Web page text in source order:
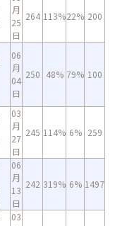
月
25
日
264 113%22% 200
06
月
04
日
250 48% 79% 100
03
月
27
日
245 114% 6% 259
06
月
13
日
242 319% 6% 1497
03